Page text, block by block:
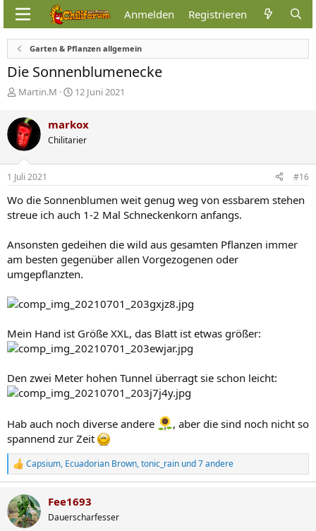
Anmelden Registrieren
Garten & Pflanzen allgemein
Die Sonnenblumenecke
E
s
t
e
l
l
e
Martin.M
E
t
e
l
m
12 Juni 2021
markox
Chilitarier
1 Juli 2021 #16
Wo die Sonnenblumen weit genug weg von essbarem stehen
streue ich auch 1-2 Mal Schneckenkorn anfangs.
Ansonsten gedeihen die wild aus gesamten Pflanzen immer
am besten gegenüber allen Vorgezogenen oder
umgepflanzten.
Mein Hand ist Größe XXL, das Blatt ist etwas größer:
Den zwei Meter hohen Tunnel überragt sie schon leicht:
Hab auch noch diverse andere
, aber die sind noch nicht so
spannend zur Zeit
R
e
k
t
i
Capsium, Ecuadorian Brown,tonic_rain und 7 andere
Fee1693
Dauerscharfesser